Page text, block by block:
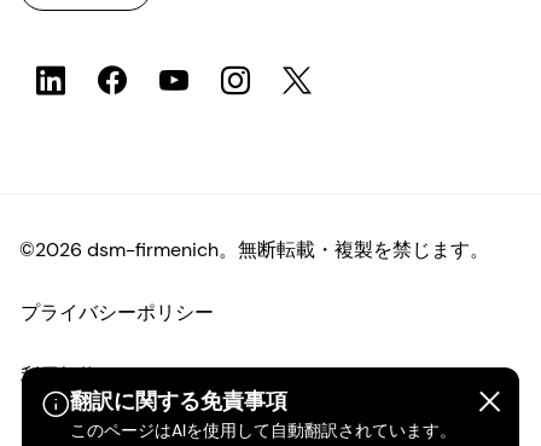
翻訳に関する免責事項
このページはAIを使用して自動翻訳されています。
©2026 dsm-firmenich。無断転載・複製を禁じます。
プライバシーポリシー
利用規約
ご利用条件